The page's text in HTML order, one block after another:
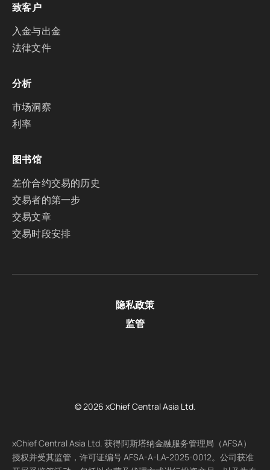
致客户
入金与出金
法律文件
分析
市场洞察
利率
图书馆
差价合约交易的历史
交易者的第一步
交易文章
交易时段安排
隐私政策
监管
© 2026 xChief Central Asia Ltd.
xChief Central Asia Ltd. 获得阿斯塔纳金融服务管理局（AFSA）
授权并受其监管，许可证编号 AFSA-A-LA-2025-0012。公司获准